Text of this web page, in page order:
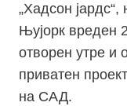
„Хадсон
Њујорк вреден
отворен утре и
приватен
на САД.